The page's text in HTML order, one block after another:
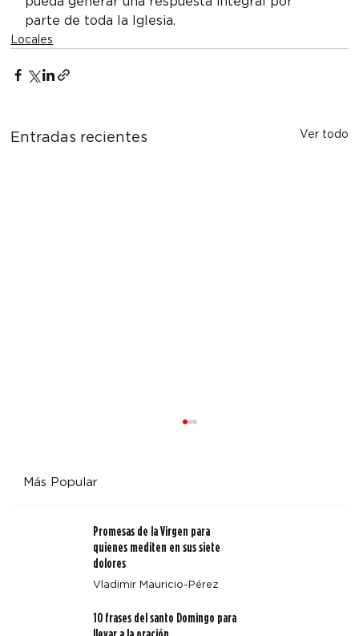
parte de toda la Iglesia.
Locales
Entradas recientes Ver todo
campamento Annunciation Heights
Más Popular
Promesas de la Virgen para
quienes mediten en sus siete
dolores
Vladimir Mauricio-Pérez
10 frases del santo Domingo para